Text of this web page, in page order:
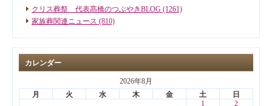
クリス葬祭 代表髙橋のつぶやきBLOG (1261)
家族葬関連ニュース (810)
カレンダー
2026年8月
月
火 水 木 金 土
日
1
2